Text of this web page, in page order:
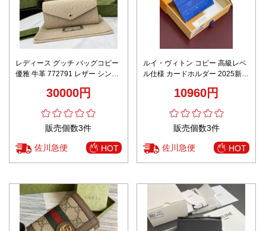
レディース グッチ バッグコピー
優雅 牛革 772791 レザー シンプ
30000円
販売個数3件
佐川急便 HOT
ルイ・ヴィトン コピー 高級レベ
ル仕様 カードホルダー 2025新作
数量限定入荷10960円
販売個数3件
佐川急便 HOT